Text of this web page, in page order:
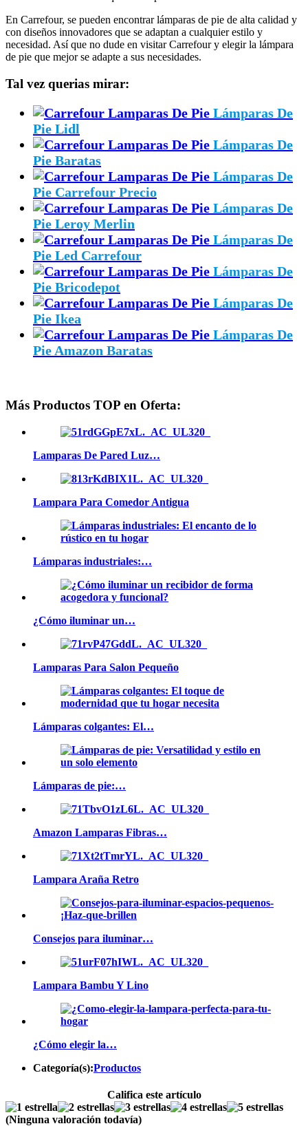
En Carrefour, se pueden encontrar lámparas de pie de alta calidad y
con diseños innovadores que se adaptan a cualquier estilo y
necesidad. Así que no dude en visitar Carrefour y elegir la lámpara
de pie que mejor se adapte a sus necesidades.
Tal vez querias mirar:
Lámparas De
Pie Lidl
Lámparas De
Pie Baratas
Lámparas De
Pie Carrefour Precio
Lámparas De
Pie Leroy Merlin
Lámparas De
Pie Led Carrefour
Lámparas De
Pie Bricodepot
Lámparas De
Pie Ikea
Lámparas De
Pie Amazon Baratas
Más Productos TOP en Oferta:
Lamparas De Pared Luz…
Lampara Para Comedor Antigua
Lámparas industriales:…
¿Cómo iluminar un…
Lamparas Para Salon Pequeño
Lámparas colgantes: El…
Lámparas de pie:…
Amazon Lamparas Fibras…
Lampara Araña Retro
Consejos para iluminar…
Lampara Bambu Y Lino
¿Cómo elegir la…
Categoría(s):Productos
Califica este artículo
(Ninguna valoración todavía)